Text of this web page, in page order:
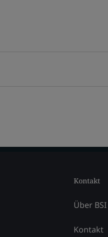
Kontakt
Über BSI
Kontakt